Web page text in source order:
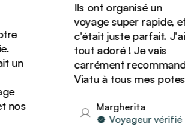
Ils ont organisé un
voyage super rapide, et
c'était juste parfait. J'ai
tout adoré ! Je vais
carrément recommander
Viatu à tous mes potes !
Margherita
Voyageur vérifié